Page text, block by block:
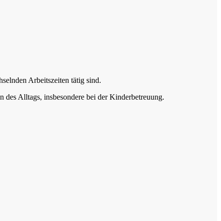
Arbeitszeiten tätig sind.
des Alltags, insbesondere bei der Kinderbetreuung.